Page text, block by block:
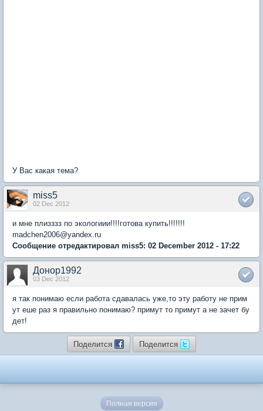
У Вас какая тема?
miss5
02 Dec 2012
и мне плизззз по экологиии!!!!готова купить!!!!!!!
madchen2006@yandex.ru
Сообщение отредактировал miss5: 02 December 2012 - 17:22
Донор1992
03 Dec 2012
я так понимаю если работа сдавалась уже,то эту работу не прим
ут еше раз я правильно понимаю? примут то примут а не зачет бу
дет!
Поделится Поделится
Полная версия